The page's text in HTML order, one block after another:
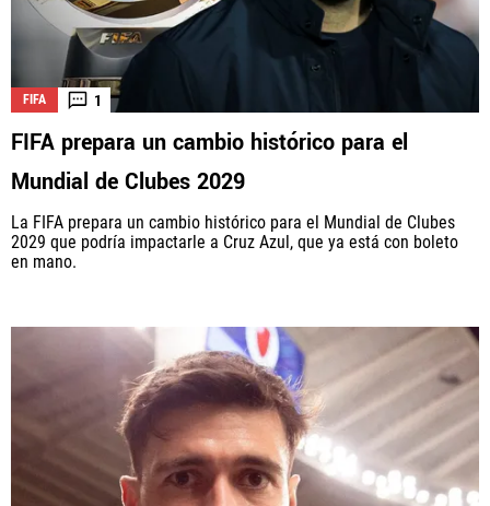
FIFA 1
FIFA prepara un cambio histórico para el
Mundial de Clubes 2029
La FIFA prepara un cambio histórico para el Mundial de Clubes
2029 que podría impactarle a Cruz Azul, que ya está con boleto
en mano.